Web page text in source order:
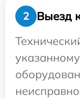
2
Выезд